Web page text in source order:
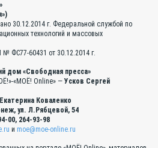
30.12.2014 г. Федеральной службой по
технологий и массовых
№ ФС77-60431 от 30.12.2014 г.
дом «Свободная пресса»
«МОЁ! Online» — Усков Сергей
Екатерина Коваленко
ул. Л.Рябцевой, 54
00, 264-93-98
и moe@moe-online.ru